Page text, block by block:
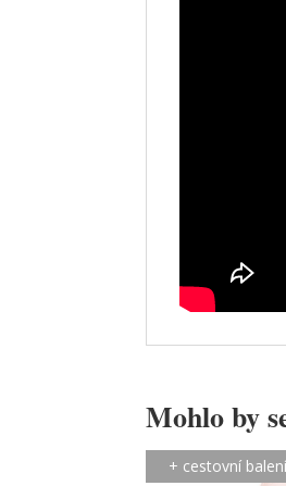
Mohlo by
+ cestovní balení